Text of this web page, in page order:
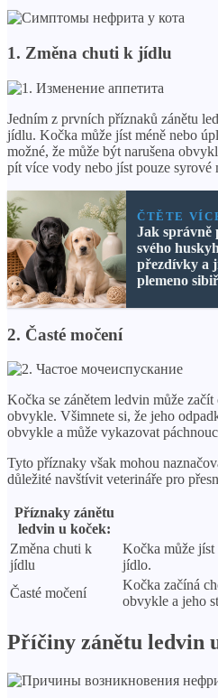
1. Změna chuti k jídlu
Jedním z prvních příznaků zánětu
jídlu. Kočka může jíst méně nebo
možné, že může být narušena
pít více vody nebo jíst pouze syrové
ČTĚTE
Jak správně
svého
přezdívky a
plemeno
2. Časté močení
Kočka se zánětem ledvin může
obvykle. Všimnete si, že jeho
obvykle a může vykazovat
Tyto příznaky však mohou
důležité navštívit veterináře pro
Příznaky zánětu
ledvin u koček:
Změna chuti k
jídlu
Kočka může jíst
jídlo.
Časté močení
Kočka začíná
obvykle a jeho
Příčiny zánětu ledvin